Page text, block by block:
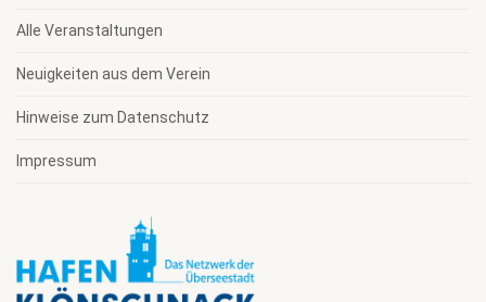
Alle Veranstaltungen
Neuigkeiten aus dem Verein
Hinweise zum Datenschutz
Impressum